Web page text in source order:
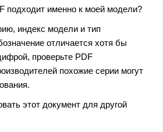
подходит именно к моей модели?
индекс модели и тип
отличается хотя бы
проверьте PDF
похожие серии могут
этот документ для другой